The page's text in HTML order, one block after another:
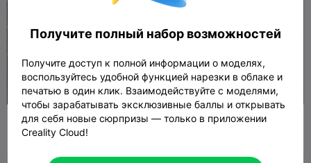
Michael Jackson
3DHobby_cb
Грибной друг – быстрая
печать мини-модели
Получите полный набор возможностей
Получите доступ к полной информации о моделях,
воспользуйтесь удобной функцией нарезки в облаке и
печатью в один клик. Взаимодействуйте с моделями,
чтобы зарабатывать эксклюзивные баллы и открывать
для себя новые сюрпризы — только в приложении
Creality Cloud!